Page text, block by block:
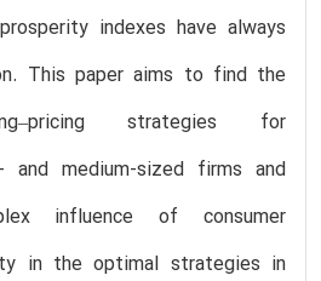
indexes have always
This paper aims to find the
strategies for
and medium-sized firms and
influence of consumer
in the optimal strategies in